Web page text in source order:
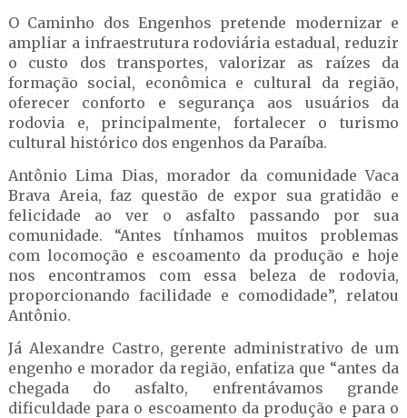
O Caminho dos Engenhos pretende modernizar e
ampliar a infraestrutura rodoviária estadual, reduzir
o custo dos transportes, valorizar as raízes da
formação social, econômica e cultural da região,
oferecer conforto e segurança aos usuários da
rodovia e, principalmente, fortalecer o turismo
cultural histórico dos engenhos da Paraíba.
Antônio Lima Dias, morador da comunidade Vaca
Brava Areia, faz questão de expor sua gratidão e
felicidade ao ver o asfalto passando por sua
comunidade. “Antes tínhamos muitos problemas
com locomoção e escoamento da produção e hoje
nos encontramos com essa beleza de rodovia,
proporcionando facilidade e comodidade”, relatou
Antônio.
Já Alexandre Castro, gerente administrativo de um
engenho e morador da região, enfatiza que “antes da
chegada do asfalto, enfrentávamos grande
dificuldade para o escoamento da produção e para o